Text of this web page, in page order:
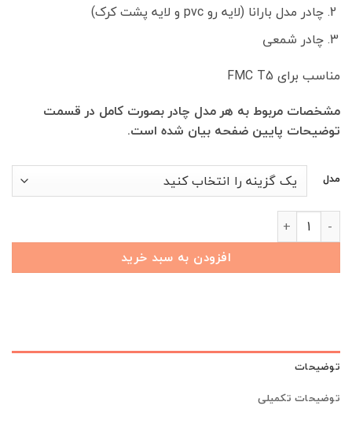
چادر مدل بارانا (لایه رو pvc و لایه پشت کرک)
چادر شمعی
مناسب برای FMC T5
مشخصات مربوط به هر مدل چادر بصورت کامل در قسمت
توضیحات پایین ضفحه بیان شده است.
مدل
چادر خودرو FMC T5 عدد
افزودن به سبد خرید
توضیحات
توضیحات تکمیلی